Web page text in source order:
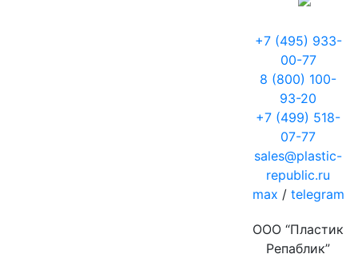
+7 (495) 933-
00-77
8 (800) 100-
93-20
+7 (499) 518-
07-77
sales@plastic-
republic.ru
max / telegram
ООО “Пластик
Репаблик”